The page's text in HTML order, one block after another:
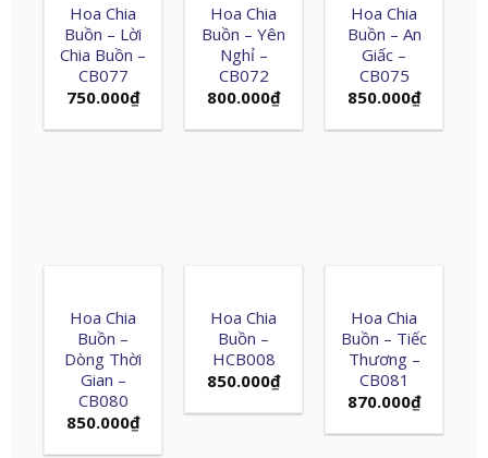
Hoa Chia
Buồn – Lời
Chia Buồn –
CB077
750.000₫
Hoa Chia
Buồn – Yên
Nghỉ –
CB072
800.000₫
Hoa Chia
Buồn – An
Giấc –
CB075
850.000₫
Hoa Chia
Buồn –
Dòng Thời
Gian –
CB080
850.000₫
Hoa Chia
Buồn –
HCB008
850.000₫
Hoa Chia
Buồn – Tiếc
Thương –
CB081
870.000₫